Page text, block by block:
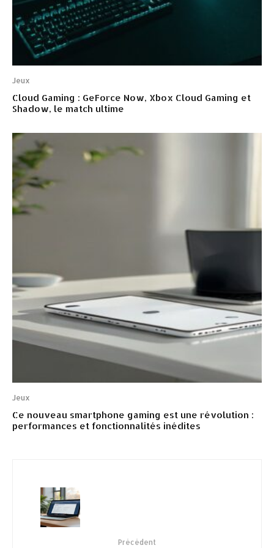
Jeux
Cloud Gaming : GeForce Now, Xbox Cloud Gaming et
Shadow, le match ultime
Jeux
Ce nouveau smartphone gaming est une révolution :
performances et fonctionnalités inédites
Précédent